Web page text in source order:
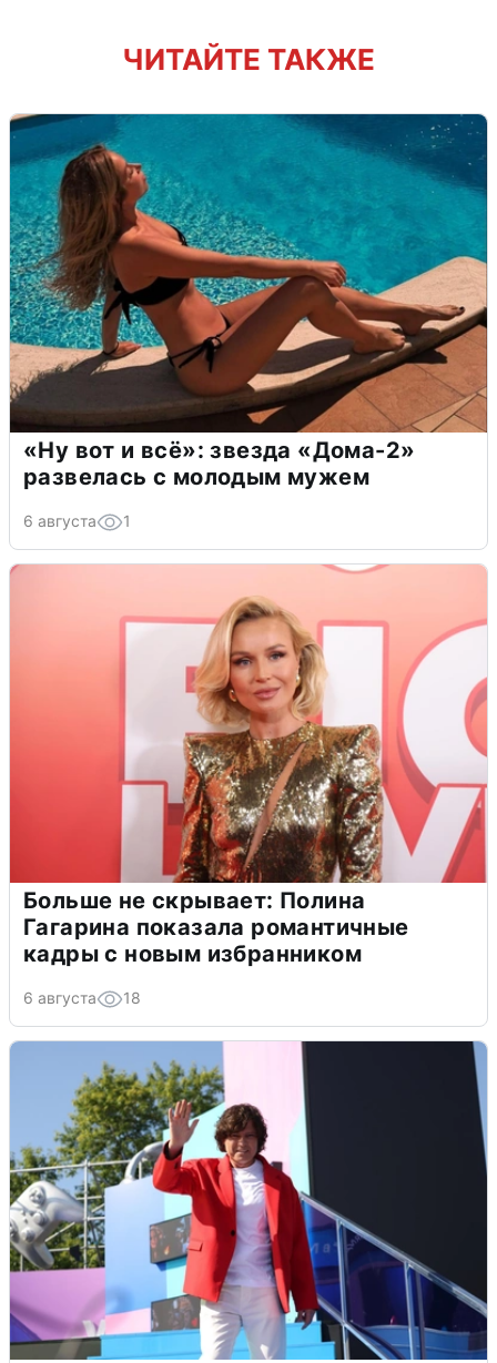
ЧИТАЙТЕ ТАКЖЕ
«Ну вот и всё»: звезда «Дома-2»
развелась с молодым мужем
6 августа 1
Больше не скрывает: Полина
Гагарина показала романтичные
кадры с новым избранником
6 августа 18